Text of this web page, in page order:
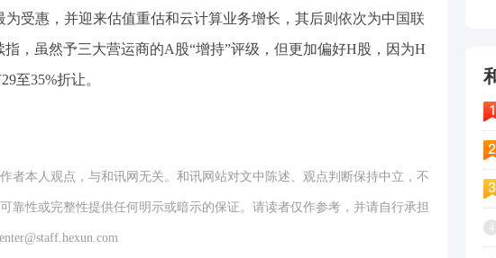
受惠，并迎来估值重估和云计算业务增长，其后则依次为中国联
，虽然予三大营运商的A股“增持”评级，但更加偏好H股，因为H
至35%折让。
者本人观点，与和讯网无关。和讯网站对文中陈述、观点判断保持中立，不
靠性或完整性提供任何明示或暗示的保证。请读者仅作参考，并请自行承担
4